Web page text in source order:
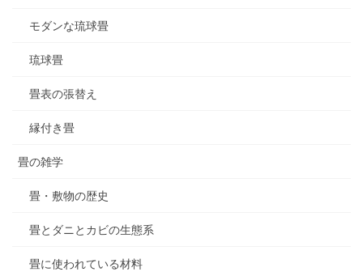
モダンな琉球畳
琉球畳
畳表の張替え
縁付き畳
畳の雑学
畳・敷物の歴史
畳とダニとカビの生態系
畳に使われている材料